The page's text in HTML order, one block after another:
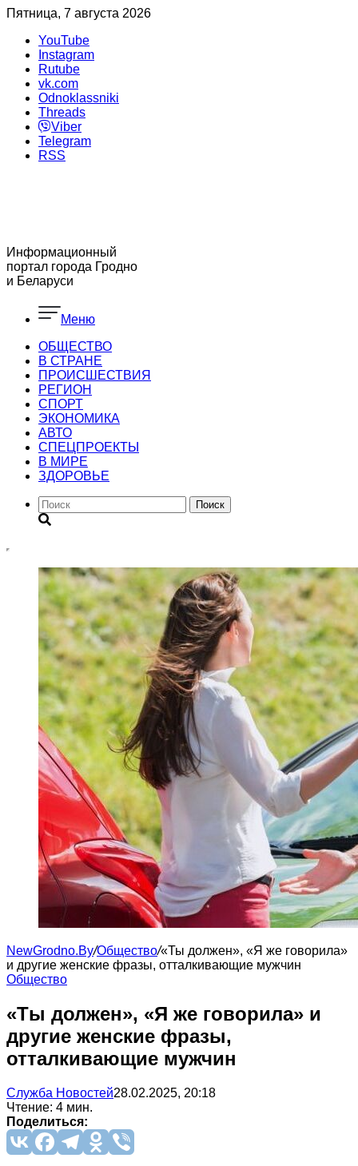
Пятница, 7 августа 2026
YouTube
Instagram
Rutube
vk.com
Odnoklassniki
Threads
Viber
Telegram
RSS
Информационный
портал города Гродно
и Беларуси
Меню
ОБЩЕСТВО
В СТРАНЕ
ПРОИСШЕСТВИЯ
РЕГИОН
CПОРТ
ЭКОНОМИКА
АВТО
СПЕЦПРОЕКТЫ
В МИРЕ
ЗДОРОВЬЕ
Поиск
NewGrodno.By/Общество/«Ты должен», «Я же говорила»
и другие женские фразы, отталкивающие мужчин
Общество
«Ты должен», «Я же говорила» и
другие женские фразы,
отталкивающие мужчин
Служба Новостей28.02.2025, 20:18
Чтение: 4 мин.
Поделиться: